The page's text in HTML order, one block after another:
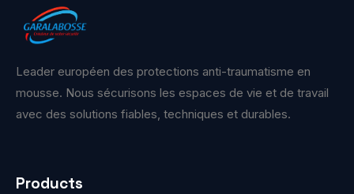
Leader européen des protections anti-traumatisme en
mousse. Nous sécurisons les espaces de vie et de travail
avec des solutions fiables, techniques et durables.
Products